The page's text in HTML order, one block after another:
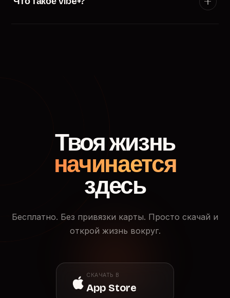
Твоя жизнь
начинается
здесь
Бесплатно. Без привязки карты. Просто скачай и
открой жизнь вокруг.
СКАЧАТЬ В
App Store